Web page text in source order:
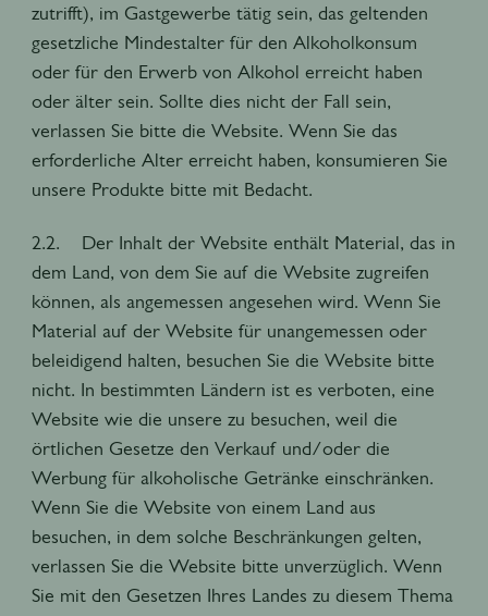
zutrifft), im Gastgewerbe tätig sein, das geltenden
gesetzliche Mindestalter für den Alkoholkonsum
oder für den Erwerb von Alkohol erreicht haben
oder älter sein. Sollte dies nicht der Fall sein,
verlassen Sie bitte die Website. Wenn Sie das
erforderliche Alter erreicht haben, konsumieren Sie
unsere Produkte bitte mit Bedacht.
2.2. Der Inhalt der Website enthält Material, das in
dem Land, von dem Sie auf die Website zugreifen
können, als angemessen angesehen wird. Wenn Sie
Material auf der Website für unangemessen oder
beleidigend halten, besuchen Sie die Website bitte
nicht. In bestimmten Ländern ist es verboten, eine
Website wie die unsere zu besuchen, weil die
örtlichen Gesetze den Verkauf und/oder die
Werbung für alkoholische Getränke einschränken.
Wenn Sie die Website von einem Land aus
besuchen, in dem solche Beschränkungen gelten,
verlassen Sie die Website bitte unverzüglich. Wenn
Sie mit den Gesetzen Ihres Landes zu diesem Thema